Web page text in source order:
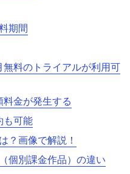
期間
料のトライアルが利用可
金が発生する
も可能
？画像で解説！
個別課金作品）の違い